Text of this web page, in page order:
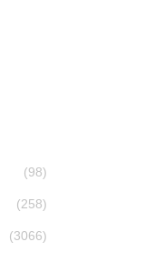
(98)
(258)
(3066)